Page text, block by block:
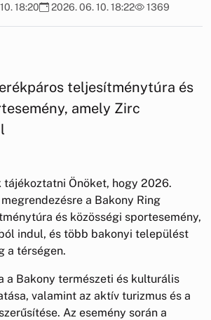
18:20 2026. 06. 10. 18:22 1369
teljesítménytúra és
amely Zirc
tájékoztatni Önöket, hogy 2026.
a Bakony Ring
és közösségi sportesemény,
indul, és több bakonyi települést
a térségen.
a Bakony természeti és kulturális
valamint az aktív turizmus és a
Az esemény során a